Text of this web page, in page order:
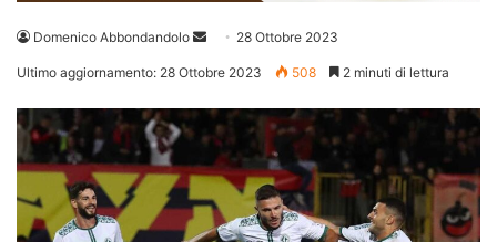
Domenico Abbondandolo
Invia 28 Ottobre 2023
Ultimo aggiornamento: 28 Ottobre 2023 508 2 minuti di lettura